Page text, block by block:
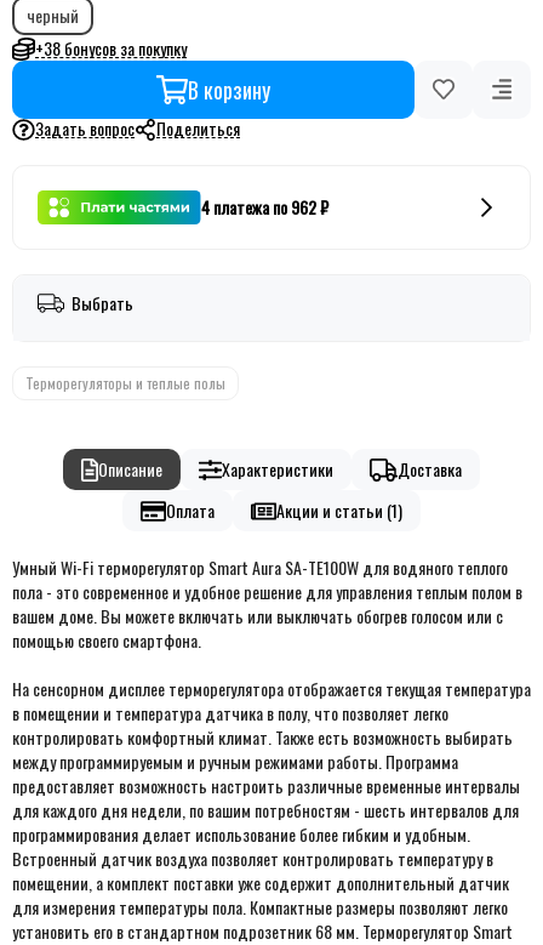
черный
+38 бонусов за покупку
В корзину
Задать вопрос Поделиться
4 платежа по 962 ₽
Выбрать
Терморегуляторы и теплые полы
Описание Характеристики
Доставка
Оплата
Акции и статьи (1)
Умный Wi-Fi терморегулятор Smart Aura SA-TE100W для водяного теплого
пола - это современное и удобное решение для управления теплым полом в
вашем доме. Вы можете включать или выключать обогрев голосом или с
помощью своего смартфона.
На сенсорном дисплее терморегулятора отображается текущая температура
в помещении и температура датчика в полу, что позволяет легко
контролировать комфортный климат. Также есть возможность выбирать
между программируемым и ручным режимами работы. Программа
предоставляет возможность настроить различные временные интервалы
для каждого дня недели, по вашим потребностям - шесть интервалов для
программирования делает использование более гибким и удобным.
Встроенный датчик воздуха позволяет контролировать температуру в
помещении, а комплект поставки уже содержит дополнительный датчик
для измерения температуры пола. Компактные размеры позволяют легко
установить его в стандартном подрозетник 68 мм. Терморегулятор Smart